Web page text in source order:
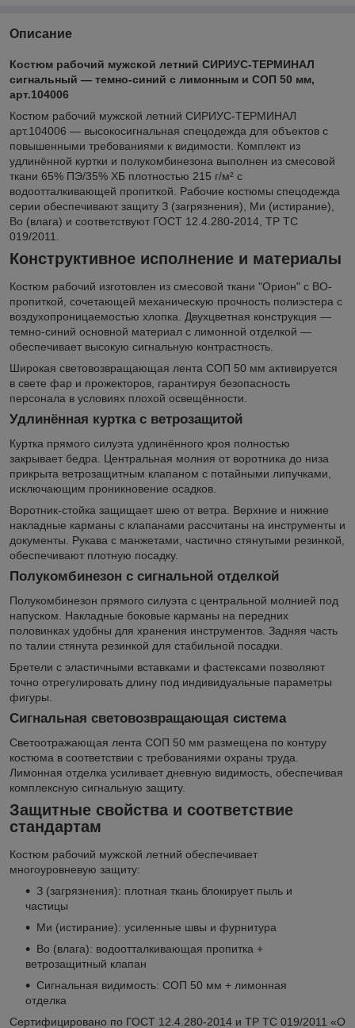
Описание
Костюм рабочий мужской летний СИРИУС-ТЕРМИНАЛ
сигнальный — темно-синий с лимонным и СОП 50 мм,
арт.104006
Костюм рабочий мужской летний СИРИУС-ТЕРМИНАЛ
арт.104006 — высокосигнальная спецодежда для объектов с
повышенными требованиями к видимости. Комплект из
удлинённой куртки и полукомбинезона выполнен из смесовой
ткани 65% ПЭ/35% ХБ плотностью 215 г/м² с
водоотталкивающей пропиткой. Рабочие костюмы спецодежда
серии обеспечивают защиту З (загрязнения), Ми (истирание),
Во (влага) и соответствуют ГОСТ 12.4.280-2014, ТР ТС
019/2011.
Конструктивное исполнение и материалы
Костюм рабочий изготовлен из смесовой ткани "Орион" с ВО-
пропиткой, сочетающей механическую прочность полиэстера с
воздухопроницаемостью хлопка. Двухцветная конструкция —
темно-синий основной материал с лимонной отделкой —
обеспечивает высокую сигнальную контрастность.
Широкая световозвращающая лента СОП 50 мм активируется
в свете фар и прожекторов, гарантируя безопасность
персонала в условиях плохой освещённости.
Удлинённая куртка с ветрозащитой
Куртка прямого силуэта удлинённого кроя полностью
закрывает бедра. Центральная молния от воротника до низа
прикрыта ветрозащитным клапаном с потайными липучками,
исключающим проникновение осадков.
Воротник-стойка защищает шею от ветра. Верхние и нижние
накладные карманы с клапанами рассчитаны на инструменты и
документы. Рукава с манжетами, частично стянутыми резинкой,
обеспечивают плотную посадку.
Полукомбинезон с сигнальной отделкой
Полукомбинезон прямого силуэта с центральной молнией под
напуском. Накладные боковые карманы на передних
половинках удобны для хранения инструментов. Задняя часть
по талии стянута резинкой для стабильной посадки.
Бретели с эластичными вставками и фастексами позволяют
точно отрегулировать длину под индивидуальные параметры
фигуры.
Сигнальная световозвращающая система
Светоотражающая лента СОП 50 мм размещена по контуру
костюма в соответствии с требованиями охраны труда.
Лимонная отделка усиливает дневную видимость, обеспечивая
комплексную сигнальную защиту.
Защитные свойства и соответствие
стандартам
Костюм рабочий мужской летний обеспечивает
многоуровневую защиту:
З (загрязнения): плотная ткань блокирует пыль и
частицы
Ми (истирание): усиленные швы и фурнитура
Во (влага): водоотталкивающая пропитка +
ветрозащитный клапан
Сигнальная видимость: СОП 50 мм + лимонная
отделка
Сертифицировано по ГОСТ 12.4.280-2014 и ТР ТС 019/2011 «О